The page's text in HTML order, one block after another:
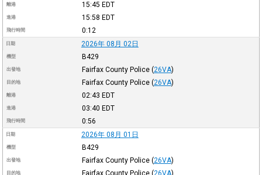
離港 15:45 EDT
進港 15:58 EDT
飛行時間 0:12
日期 2026年 08月 02日
機型 B429
出發地 Fairfax County Police (26VA)
目的地 Fairfax County Police (26VA)
離港 02:43 EDT
進港 03:40 EDT
飛行時間 0:56
日期 2026年 08月 01日
機型 B429
出發地 Fairfax County Police (26VA)
目的地